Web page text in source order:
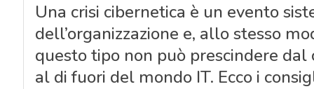
Una crisi cibernetica è un evento
dell’organizzazione e, allo stesso
questo tipo non può prescindere
al di fuori del mondo IT. Ecco i